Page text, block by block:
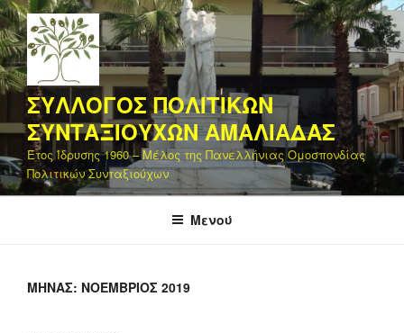
Μετάβαση
στο
περιεχόμενο
ΣΥΛΛΟΓΟΣ ΠΟΛΙΤΙΚΩΝ
ΣΥΝΤΑΞΙΟΥΧΩΝ ΑΜΑΛΙΑΔΑΣ
Έτος Ίδρυσης 1960 – Μέλος της Πανελλήνιας Ομοσπονδίας
Πολιτικών Συνταξιούχων
Μενού
ΜΉΝΑΣ: ΝΟΈΜΒΡΙΟΣ 2019